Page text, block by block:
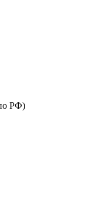
РФ)